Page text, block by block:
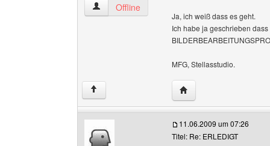
stellasstudio Benutzer-Profile anzeigen
Offline
Ja, ich weiß dass es geht.
Ich habe ja geschrieben
MFG, Stellasstudio.
↑ Website dieses
11.06.2009 um 07:26
Titel: Re: ERLEDIGT